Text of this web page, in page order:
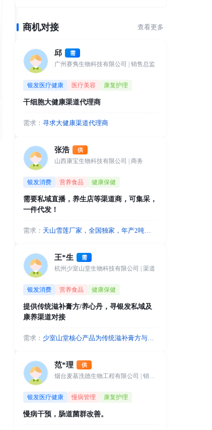
商机对接 查看更多
邱 需
广州赛隽生物科技有限公司 | 销售总监
银发医疗健康 医疗美容 康复护理
干细胞大健康渠道代理商
需求： 寻求大健康渠道代理商
张浩 供
山西康宝生物科技有限公司 | 商务
银发消费 营养食品 健康保健
需要私域直播，养生店等渠道商，可集采，
一件代发！
需求： 天山雪莲厂家，全国独家，年产2吨，
养生店等渠道商，可集采，一件代发！
王*生 需
杭州少室山堂生物科技有限公司 | 渠道
银发消费 营养食品 健康保健
提供传统滋补膏方/养心丹，寻银发私域及
康养渠道对接
需求： 少室山堂核心产品为传统滋补膏方与养
方：银发私域直播电商、视频号主、中
老年社群团长；线下渠道：老年大学、
基地。我们可提供高毛利、高复购的滋
补产品，支持一件代发与完善的售后，
并能输出全套图文视频营销素材赋能渠
范*理 供
烟台麦基洗德生物工程有限公司 | 销售总监
银发医疗健康 慢病管理 康复护理
慢病干预，肠道菌群改善。